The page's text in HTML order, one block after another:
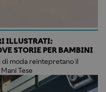
ILLUSTRATI:
STORIE PER BAMBINI
di moda reintepretano il
Tese